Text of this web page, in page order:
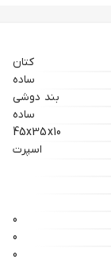
کتان
ساده
بند دوشی
ساده
45x35x10
اسپرت
0
0
0